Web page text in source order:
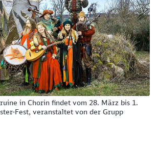
in Chorin findet vom 28. März bis 1.
Fest, veranstaltet von der Grupp